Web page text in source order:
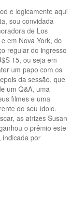
e logicamente aqui
sou convidada
de Los
em Nova York, do
regular do ingresso
15, ou seja em
um papo com os
da sessão, que
um Q&A, uma
filmes e uma
do seu ídolo.
as atrizes Susan
o prêmio este
indicada por